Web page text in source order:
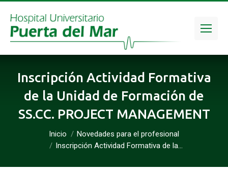
Inscripción Actividad Formativa
de la Unidad de Formación de
SS.CC. PROJECT MANAGEMENT
Inicio
Novedades para el profesional
Inscripción Actividad Formativa de la…